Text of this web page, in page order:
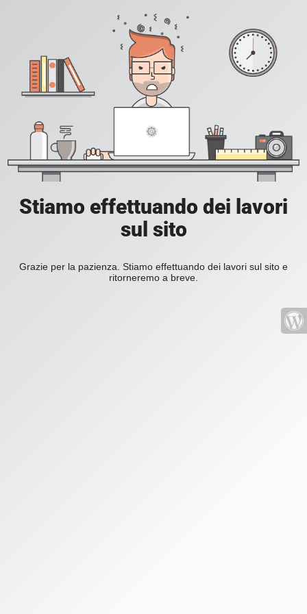
Stiamo effettuando dei lavori
sul sito
Grazie per la pazienza. Stiamo effettuando dei lavori sul sito e
ritorneremo a breve.